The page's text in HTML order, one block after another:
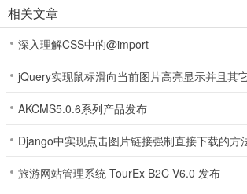
相关文章
深入理解CSS中的@import
jQuery实现鼠标滑向当前图片高亮显示并且其
AKCMS5.0.6系列产品发布
Django中实现点击图片链接强制直接下载的方
旅游网站管理系统 TourEx B2C V6.0 发布